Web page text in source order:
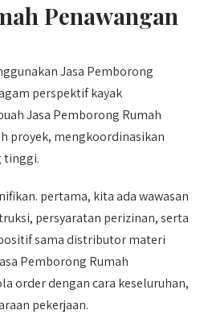
Penawangan
Jasa Pemborong
perspektif kayak
Jasa Pemborong Rumah
proyek, mengkoordinasikan
tinggi.
pertama, kita ada wawasan
persyaratan perizinan, serta
sama distributor materi
Pemborong Rumah
order dengan cara keseluruhan,
pekerjaan.